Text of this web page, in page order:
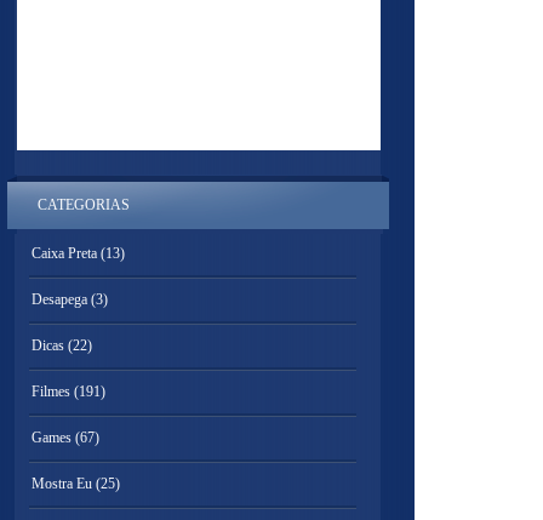
CATEGORIAS
Caixa Preta (13)
Desapega (3)
Dicas (22)
Filmes (191)
Games (67)
Mostra Eu (25)